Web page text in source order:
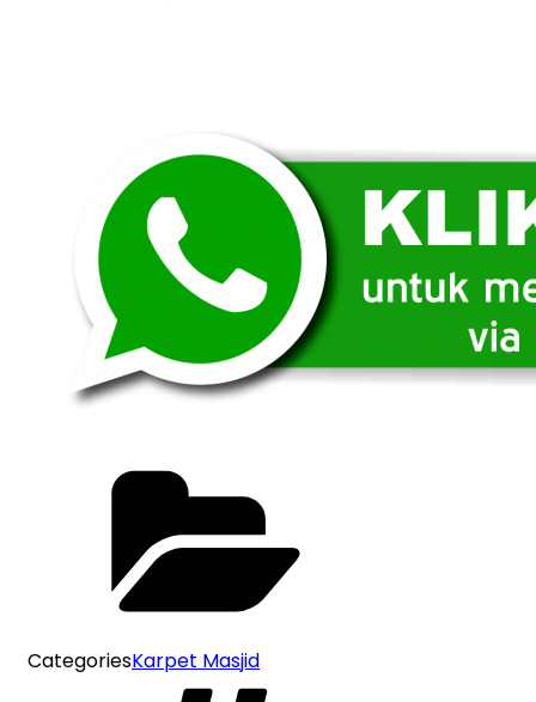
CategoriesKarpet Masjid